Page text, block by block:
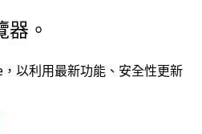
。
以利用最新功能、安全性更新